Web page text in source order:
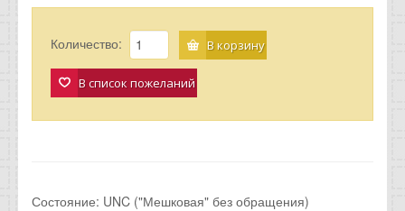
Количество: В корзину
В список пожеланий
Состояние: UNC ("Мешковая" без обращения)